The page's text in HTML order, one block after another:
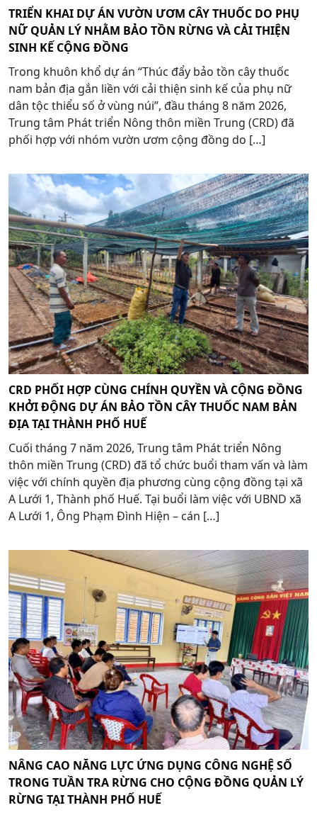
TRIỂN KHAI DỰ ÁN VƯỜN ƯƠM CÂY THUỐC DO PHỤ
NỮ QUẢN LÝ NHẰM BẢO TỒN RỪNG VÀ CẢI THIỆN
SINH KẾ CỘNG ĐỒNG
Trong khuôn khổ dự án “Thúc đẩy bảo tồn cây thuốc
nam bản địa gắn liền với cải thiện sinh kế của phụ nữ
dân tộc thiểu số ở vùng núi”, đầu tháng 8 năm 2026,
Trung tâm Phát triển Nông thôn miền Trung (CRD) đã
phối hợp với nhóm vườn ươm cộng đồng do […]
CRD PHỐI HỢP CÙNG CHÍNH QUYỀN VÀ CỘNG ĐỒNG
KHỞI ĐỘNG DỰ ÁN BẢO TỒN CÂY THUỐC NAM BẢN
ĐỊA TẠI THÀNH PHỐ HUẾ
Cuối tháng 7 năm 2026, Trung tâm Phát triển Nông
thôn miền Trung (CRD) đã tổ chức buổi tham vấn và làm
việc với chính quyền địa phương cùng cộng đồng tại xã
A Lưới 1, Thành phố Huế. Tại buổi làm việc với UBND xã
A Lưới 1, Ông Phạm Đình Hiện – cán […]
NÂNG CAO NĂNG LỰC ỨNG DỤNG CÔNG NGHỆ SỐ
TRONG TUẦN TRA RỪNG CHO CỘNG ĐỒNG QUẢN LÝ
RỪNG TẠI THÀNH PHỐ HUẾ